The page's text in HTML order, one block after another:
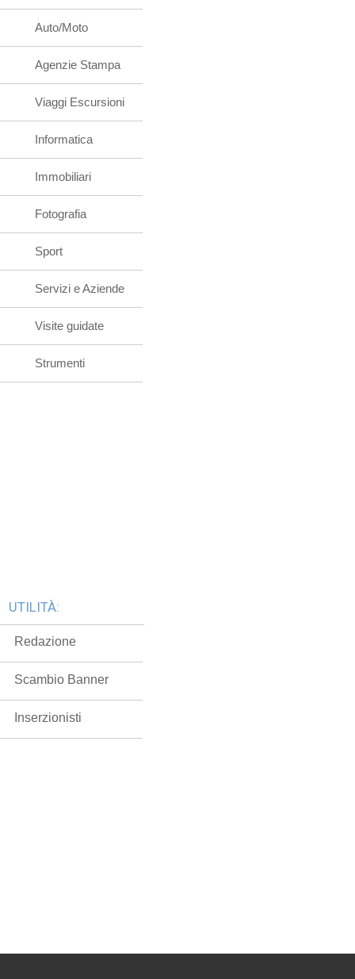
Auto/Moto
Agenzie Stampa
Viaggi Escursioni
Informatica
Immobiliari
Fotografia
Sport
Servizi e Aziende
Visite guidate
Strumenti
UTILITÀ:
Redazione
Scambio Banner
Inserzionisti